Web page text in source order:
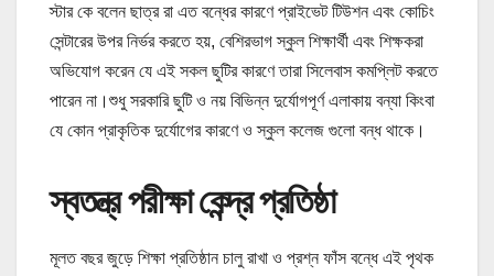
স্টার কে বলেন ছাত্র রা এত বন্ধের কারণে প্রাইভেট টিউশন এবং কোচিং
সেন্টারের উপর নির্ভর করতে হয়, বেশিরভাগ স্কুল শিক্ষার্থী এবং শিক্ষকরা
অভিযোগ করেন যে এই সকল ছুটির কারণে তারা সিলেবাস কমপ্লিট করতে
পারেন না।শুধু সরকারি ছুটি ও নয় বিভিন্ন দুর্যোগপূর্ণ এলাকায় বন্যা কিংবা
যে কোন প্রাকৃতিক দুর্যোগের কারণে ও স্কুল কলেজ গুলো বন্ধ থাকে।
স্বতন্ত্র পরীক্ষা কেন্দ্র প্রতিষ্ঠা
মূলত বছর জুড়ে শিক্ষা প্রতিষ্ঠান চালু রাখা ও প্রশ্ন ফাঁস বন্ধে এই পৃথক